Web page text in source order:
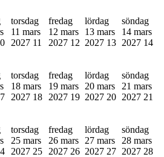
torsdag
11 mars
2027 11
fredag
12 mars
2027 12
lördag
13 mars
2027 13
söndag
14 mars
2027 14
torsdag
18 mars
2027 18
fredag
19 mars
2027 19
lördag
20 mars
2027 20
söndag
21 mars
2027 21
torsdag
25 mars
2027 25
fredag
26 mars
2027 26
lördag
27 mars
2027 27
söndag
28 mars
2027 28